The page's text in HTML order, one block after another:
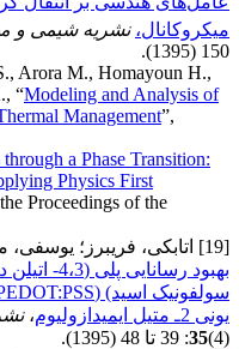
میکروکانال، نشریه شیمی و
150 (1395).
Arora M., Homayoun H.,
“Modeling and Analysis of
Management”,
a Phase Transition:
Physics First
Proceedings of the
[19] اتابکی، فریبرز؛ یوسفی، محمد حسن؛
بهبود
یونی 2ـ متیل ایمیدازولیوم
،
(4)
35: 39 تا 48 (1395).